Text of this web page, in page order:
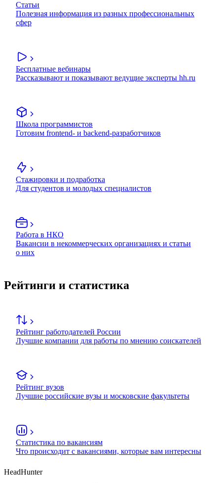
Статьи
Полезная информация из разных профессиональных
сфер
Бесплатные вебинары
Рассказывают и показывают ведущие эксперты hh.ru
Школа программистов
Готовим frontend- и backend-разработчиков
Стажировки и подработка
Для студентов и молодых специалистов
Работа в НКО
Вакансии в некоммерческих организациях и статьи
о них
Рейтинги и статистика
Рейтинг работодателей России
Лучшие компании для работы по мнению соискателей
Рейтинг вузов
Лучшие российские вузы и московские факультеты
Статистика по вакансиям
Что происходит с вакансиями, которые вам интересны
HeadHunter